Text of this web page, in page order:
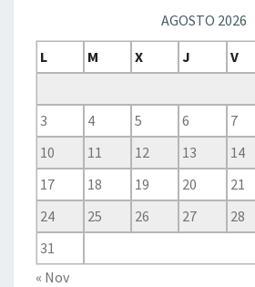
AGOSTO 2026
L
M X J V
3
4 5 6 7
10
11 12 13 14
17
18 19 20 21
24
25 26 27 28
31
« Nov